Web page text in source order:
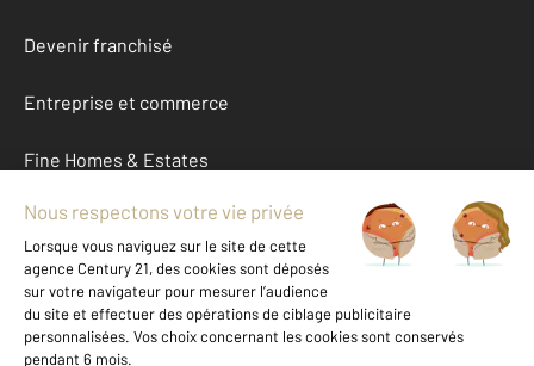
Devenir franchisé
Entreprise et commerce
Fine Homes & Estates
À propos
International
Nous contacter